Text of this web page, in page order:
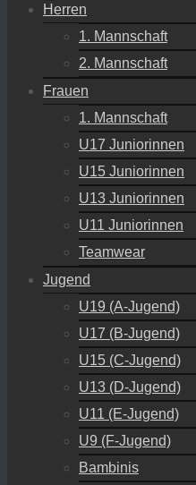
Herren
1. Mannschaft
2. Mannschaft
Frauen
1. Mannschaft
U17 Juniorinnen
U15 Juniorinnen
U13 Juniorinnen
U11 Juniorinnen
Teamwear
Jugend
U19 (A-Jugend)
U17 (B-Jugend)
U15 (C-Jugend)
U13 (D-Jugend)
U11 (E-Jugend)
U9 (F-Jugend)
Bambinis